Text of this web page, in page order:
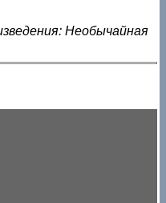
Необычайная